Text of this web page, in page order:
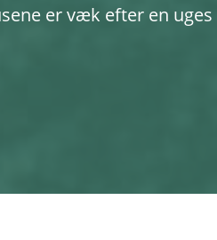
er væk efter en uges